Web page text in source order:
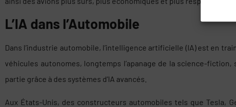
L’IA dans l’Automobile
Dans l’industrie automobile, l’intelligence artificielle (IA) est en
véhicules autonomes, longtemps l’apanage de la science-
partie grâce à des systèmes d’IA avancés.
Aux États-Unis, des constructeurs automobiles tels que Tesla,